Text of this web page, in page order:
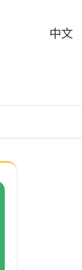
中文